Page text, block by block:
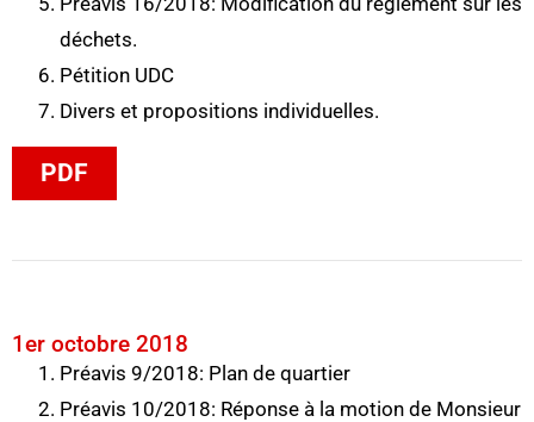
déchets.
Pétition UDC
Divers et propositions individuelles.
PDF
1er octobre 2018
Préavis 9/2018: Plan de quartier
Préavis 10/2018: Réponse à la motion de Monsieur